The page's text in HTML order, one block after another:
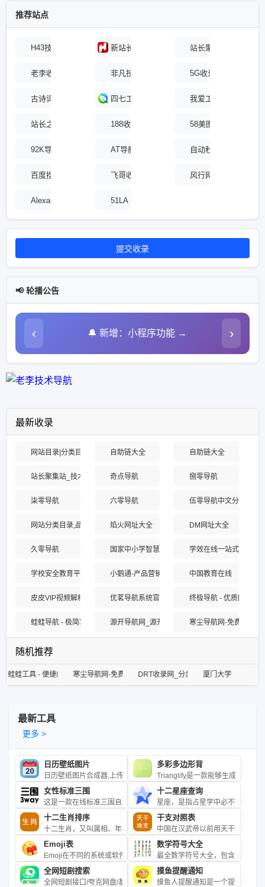
推荐站点
H43技术网 新站长互联网百科 站长聚集地
老李收录网 非凡技术导航 5G收录网
古诗词网 四七工具箱 我爱工具网
站长之家 188收录网 58美图收录网-自动
92K导航 - 免费自动秒收录网址导航AT导航_收录网_免费收录网站_自动收录网_
自动秒收录 - 免费自
百度搜索 飞哥收录网 风行网
Alexa排名查询 51LA - 领先的数据统计服务商
提交收录
📢 轮播公告
‹ 🔔 新增：小程序功能 → ›
最新收录
网站目录|分类目录|优秀网站-315友链网【官方网站】
自助链大全 自助链大全
站长聚集站_技术导航、在线工具、电台收听、API接口、在线壁纸、公
奇点导航 捌零导航
柒零导航 六零导航 伍零导航中文分类目录
网站分类目录,品牌网站提交,网站推广,网站目录大全,网站分类目录,网站收
焰火网址大全 DM网址大全
久零导航 国家中小学智慧教育平台 学效在线一站式服务平
学校安全教育平台 小鹅通-产品营销与用户服务的私域运营工具
中国教育在线
皮皮VIP视频解析_在线视频免费观看_全网影视解析播放
优茗导航系统官方演示站 终极导航 - 优质网站网
蛙蛙导航 - 极简实用网址导航源开导航网_源开分类目录_收录精选的导航网站
寒尘导航网-免费收录 -
随机推荐
具网站
导航网-免费收录 - 专业网址导航平台
DRT收录网_分类目录网_免费网站目录_网站收录_网址提交_免
厦门大学 998收录网,免费自动秒
最新工具
更多 >
日历壁纸图片
日历壁纸图片合成器,上传图片或输入图片URL，生成包含日历的壁纸
多彩多边形背
Trianglify是一款能够生成多彩的
女性标准三围
这是一款在线标准三围自测工具，用户只需输入身高值（厘米cm）
十二星座查询
星座，是指占星学中必不可少的
十二生肖排序
十二生肖，又叫属相、年兽，是中国与十二地支相配以人出生年份的
干支对照表
中国在汉武帝以前用天干地支纪
Emoji表
Emoji在不同的系统或软件上的样式可能不尽相同，请以当前显示为
数学符号大全
最全数学符号大全，包含运算符
全网短剧搜索
全网短剧接口/夸克网盘/基本上所有的都能搜索到
摸鱼提醒通知
摸鱼人提醒通知是一个提供“摸鱼